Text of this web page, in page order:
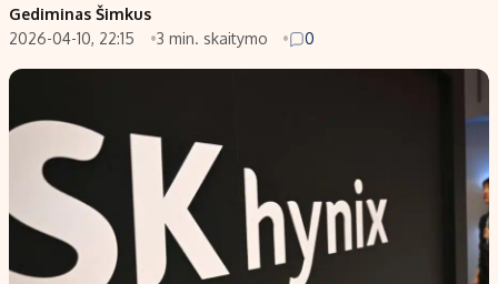
Akcijų rinka
Saulės elektrinės
Kriptovaliutos
Infliacija
Migracija
Būsto finansai
Įdomios naujienos
Gediminas Šimkus
2026-04-10, 22:15
3 min. skaitymo 0